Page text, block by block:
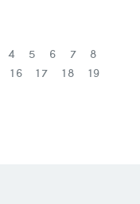
4 5 6 7
8
16 17 18
19